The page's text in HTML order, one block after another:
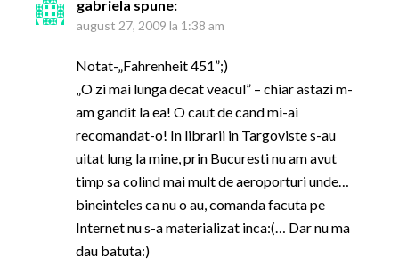
gabriela spune:
august 27, 2009 la 1:38 am
Notat-„Fahrenheit 451”;)
„O zi mai lunga decat veacul” – chiar astazi m-
am gandit la ea! O caut de cand mi-ai
recomandat-o! In librarii in Targoviste s-au
uitat lung la mine, prin Bucuresti nu am avut
timp sa colind mai mult de aeroporturi unde…
bineinteles ca nu o au, comanda facuta pe
Internet nu s-a materializat inca:(… Dar nu ma
dau batuta:)